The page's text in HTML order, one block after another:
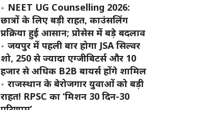
NEET UG Counselling 2026:
छात्रों के लिए बड़ी राहत, काउंसलिंग
प्रक्रिया हुई आसान; प्रोसेस में बड़े बदलाव
जयपुर में पहली बार होगा JSA सिल्वर
शो, 250 से ज्यादा एग्जीबिटर्स और 10
हजार से अधिक B2B बायर्स होंगे शामिल
राजस्थान के बेरोजगार युवाओं को बड़ी
राहत! RPSC का ‘मिशन 30 दिन-30
परिणाम’